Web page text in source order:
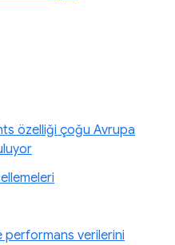
özelliği çoğu Avrupa
performans verilerini